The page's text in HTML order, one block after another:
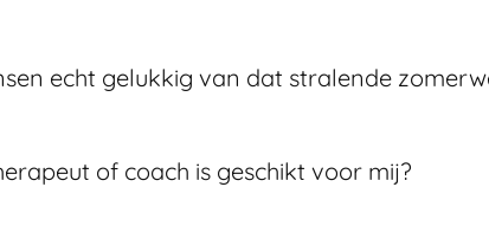
echt gelukkig van dat stralende
of coach is geschikt voor mij?